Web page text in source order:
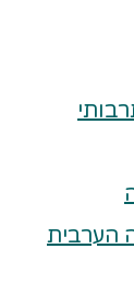
הערבית